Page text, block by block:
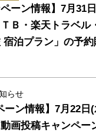
ペーン情報】7月31
ＴＢ・楽天トラベ
泊プラン」の予約
ーン情報】7月22日
画投稿キャンペー
らせ